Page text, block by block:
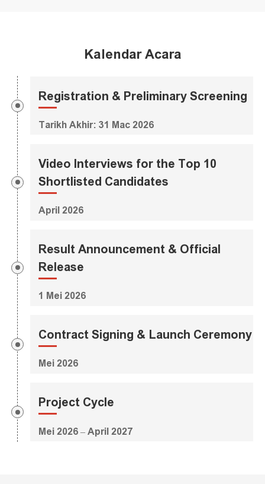
Kalendar Acara
Registration & Preliminary Screening
Tarikh Akhir: 31 Mac 2026
Video Interviews for the Top 10
Shortlisted Candidates
April 2026
Result Announcement & Official
Release
1 Mei 2026
Contract Signing & Launch Ceremony
Mei 2026
Project Cycle
Mei 2026 – April 2027